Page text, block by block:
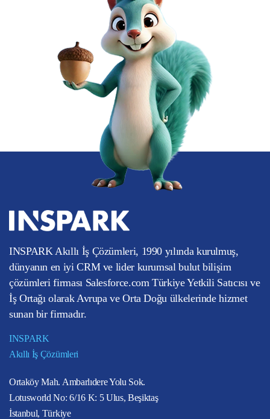
INSPARK Akıllı İş Çözümleri, 1990 yılında kurulmuş,
dünyanın en iyi CRM ve lider kurumsal bulut bilişim
çözümleri firması Salesforce.com Türkiye Yetkili Satıcısı ve
İş Ortağı olarak Avrupa ve Orta Doğu ülkelerinde hizmet
sunan bir firmadır.
INSPARK
Akıllı İş Çözümleri
Ortaköy Mah. Ambarlıdere Yolu Sok.
Lotusworld No: 6/16 K: 5 Ulus, Beşiktaş
İstanbul, Türkiye